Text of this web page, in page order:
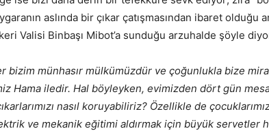
aslında bir çıkar çatışmasından ibaret olduğu
Valisi Binbaşı Mibot’a sunduğu arzuhalde şöyle
bizim münhasır mülkümüzdür ve çoğunlukla bize
Hama iledir. Hal böyleyken, evimizden dört gün
nasıl koruyabiliriz? Özellikle de
ve mekanik eğitimi aldırmak için büyük servetler